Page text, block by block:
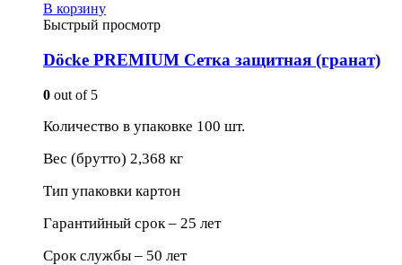
В корзину
Быстрый просмотр
Döcke PREMIUM Сетка защитная (гранат)
0 out of 5
Количество в упаковке 100 шт.
Вес (брутто) 2,368 кг
Тип упаковки картон
Гарантийный срок – 25 лет
Срок службы – 50 лет